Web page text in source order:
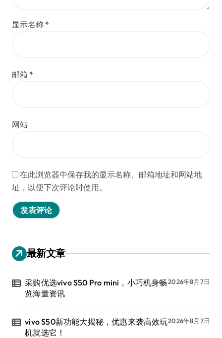
显示名称 *
邮箱 *
网站
在此浏览器中保存我的显示名称、邮箱地址和网站地
址，以便下次评论时使用。
最新文章
采购优选vivo S50 Pro mini，小巧机身畅
览海量资讯
2026年8月7日
vivo S50新功能大揭秘，优惠来袭高效玩
机就选它！
2026年8月7日